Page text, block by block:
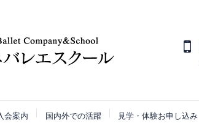
会案内 国内外での活躍 見学・体験お申し込み